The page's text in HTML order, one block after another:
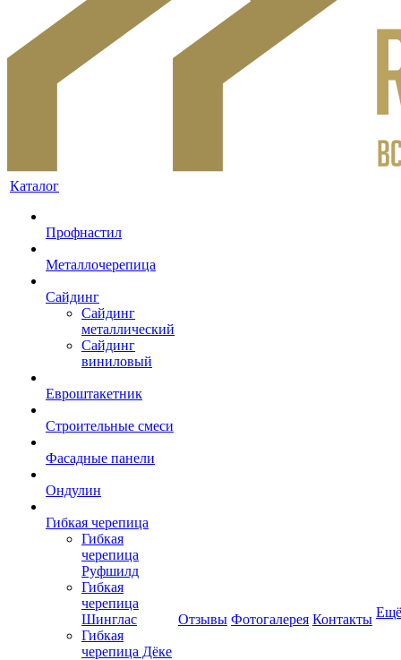
Каталог
Профнастил
Металлочерепица
Сайдинг
Сайдинг
металлический
Сайдинг
виниловый
Евроштакетник
Строительные смеси
Фасадные панели
Ондулин
Гибкая черепица
Гибкая
черепица
Руфшилд
Гибкая
черепица
Шинглас
Гибкая
черепица Дёке
Отзывы Фотогалерея Контакты Ещё